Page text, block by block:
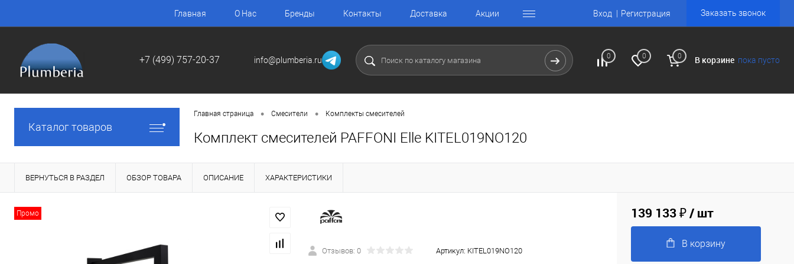
Главная О Нас Бренды Контакты Доставка Акции Вход Регистрация Заказать звонок
+7 (499) 757-20-37 info@plumberia.ru 0 0 0 В корзине пока пусто
Каталог товаров
Главная страница • Смесители • Комплекты смесителей
Комплект смесителей PAFFONI Elle KITEL019NO120
ВЕРНУТЬСЯ В РАЗДЕЛ ОБЗОР ТОВАРА ОПИСАНИЕ ХАРАКТЕРИСТИКИ
Промо
Отзывов: 0 Артикул: KITEL019NO120
139 133 ₽/ шт
В корзину